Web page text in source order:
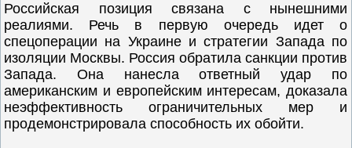
Российская позиция связана с нынешними
реалиями. Речь в первую очередь идет о
спецоперации на Украине и стратегии Запада по
изоляции Москвы. Россия обратила санкции против
Запада. Она нанесла ответный удар по
американским и европейским интересам, доказала
неэффективность ограничительных мер и
продемонстрировала способность их обойти.